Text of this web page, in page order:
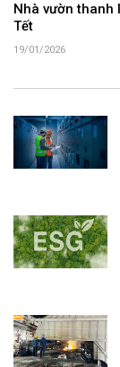
Nhà vườn thanh
Tết
19/01/2026